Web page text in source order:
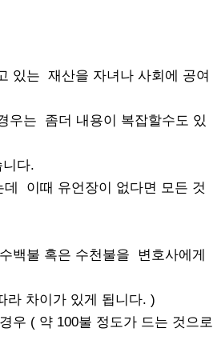
있는 재산을 자녀나 사회에 공여
우는 좀더 내용이 복잡할수도 있
다.
이때 유언장이 없다면 모든 것
백불 혹은 수천불을 변호사에게
라 차이가 있게 됩니다. )
우 ( 약 100불 정도가 드는 것으로